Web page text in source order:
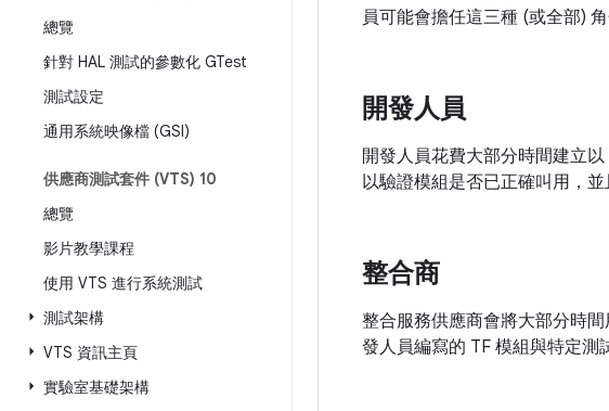
總覽
針對 HAL 測試的參數化 GTest
測試設定
通用系統映像檔 (GSI)
供應商測試套件 (VTS) 10
總覽
影片教學課程
使用 VTS 進行系統測試
測試架構
VTS 資訊主頁
實驗室基礎架構
員可能會擔任這三種 (或全部)
開發人員
開發人員花費大部分時間建立
以驗證模組是否已正確叫用，並
整合商
整合服務供應商會將大部分時
發人員編寫的 TF 模組與特定測